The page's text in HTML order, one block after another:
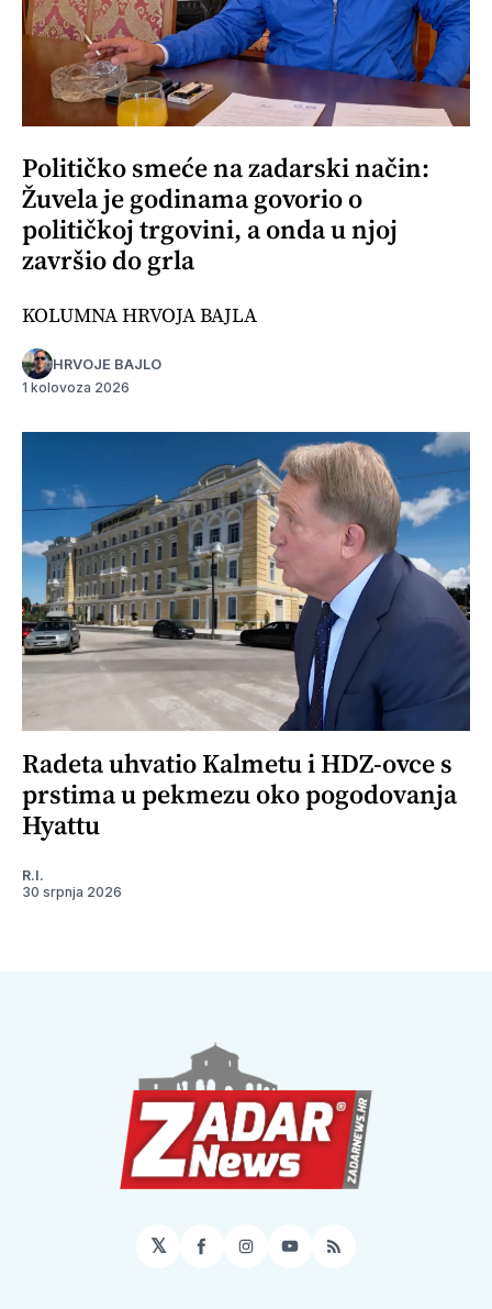
Političko smeće na zadarski način:
Žuvela je godinama govorio o
političkoj trgovini, a onda u njoj
završio do grla
KOLUMNA HRVOJA BAJLA
HRVOJE BAJLO
1 kolovoza 2026
Radeta uhvatio Kalmetu i HDZ-ovce s
prstima u pekmezu oko pogodovanja
Hyattu
R.I.
30 srpnja 2026
𝕏 Facebook
Instagram
YouTube
RSS